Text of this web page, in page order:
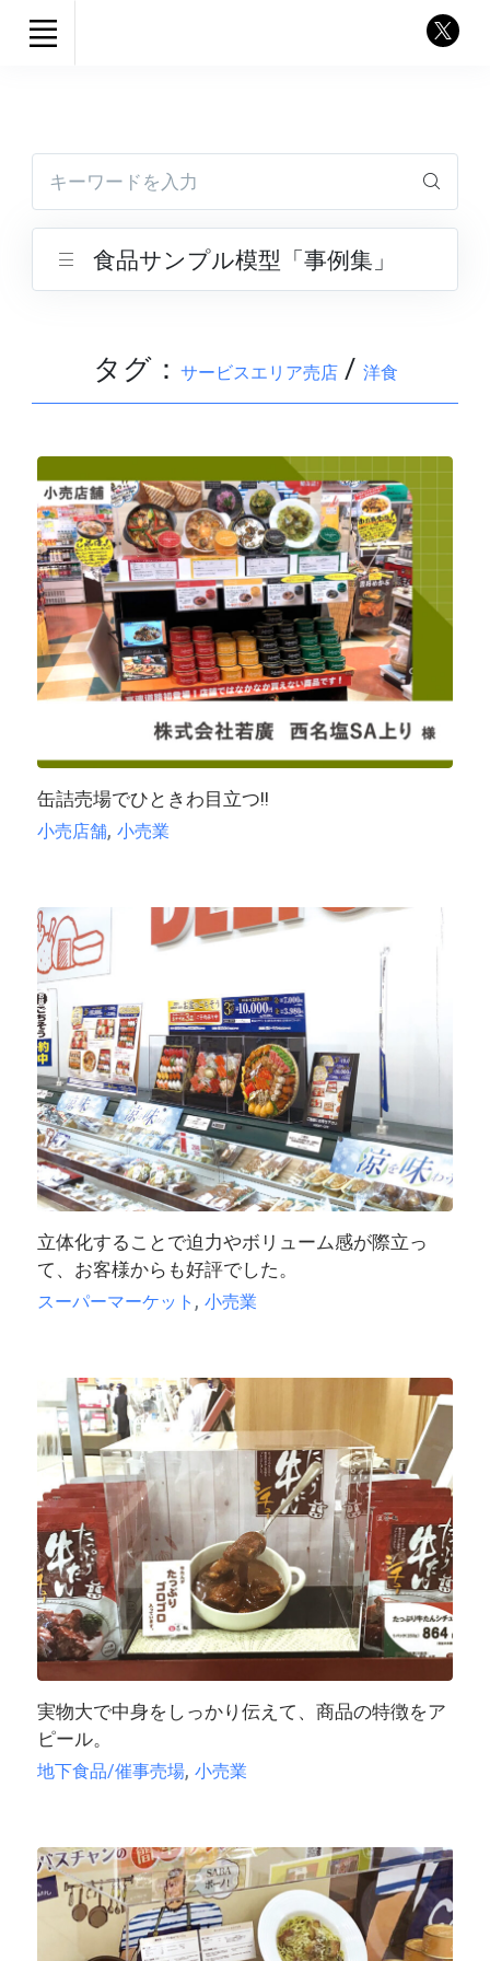
タグ： サービスエリア売店/ 洋食
缶詰売場でひときわ目立つ!!
小売店舗, 小売業
立体化することで迫力やボリューム感が際立っ
て、お客様からも好評でした。
スーパーマーケット , 小売業
実物大で中身をしっかり伝えて、商品の特徴をア
ピール。
地下食品/催事売場, 小売業
キーワードを入力
食品サンプル模型「事例集」